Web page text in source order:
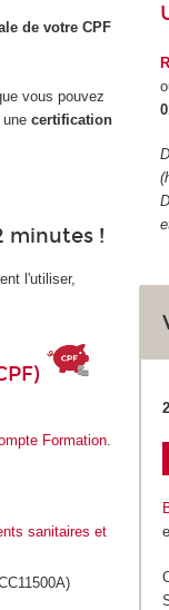
de votre CPF
vous pouvez
unecertification
minutes !
l'utiliser,
Formation.
sanitaires et